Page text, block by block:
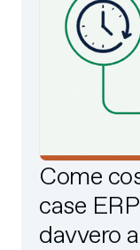
Come
case
davvero